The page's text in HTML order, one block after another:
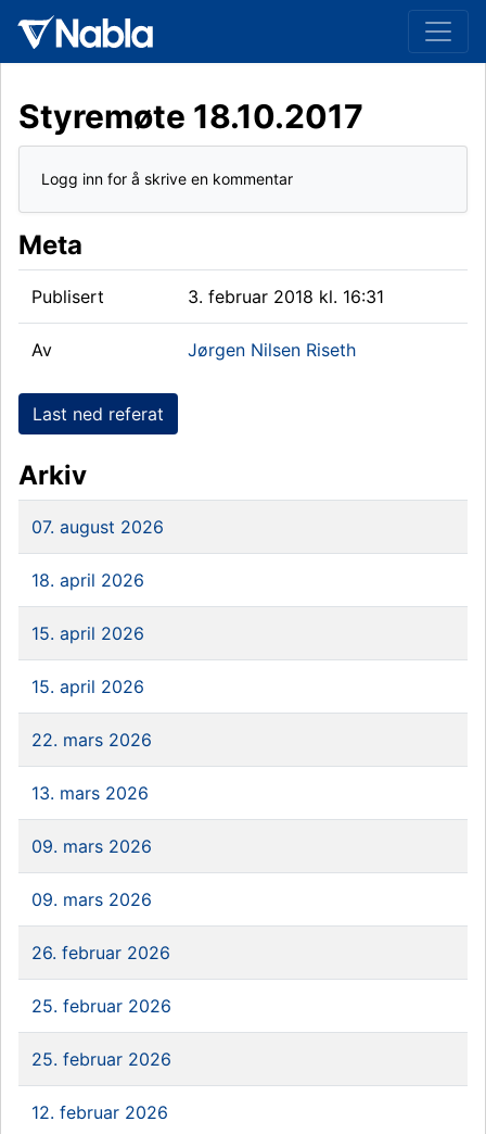
Styremøte 18.10.2017
Logg inn for å skrive en kommentar
Meta
Publisert 3. februar 2018 kl. 16:31
Av Jørgen Nilsen Riseth
Last ned referat
Arkiv
07. august 2026
18. april 2026
15. april 2026
15. april 2026
22. mars 2026
13. mars 2026
09. mars 2026
09. mars 2026
26. februar 2026
25. februar 2026
25. februar 2026
12. februar 2026